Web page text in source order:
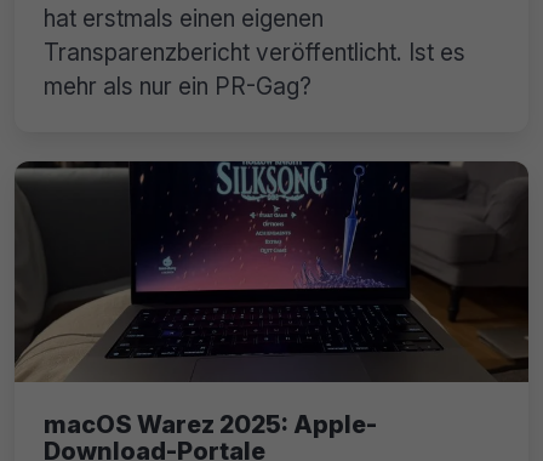
hat erstmals einen eigenen
Transparenzbericht veröffentlicht. Ist es
mehr als nur ein PR-Gag?
macOS Warez 2025: Apple-
Download-Portale